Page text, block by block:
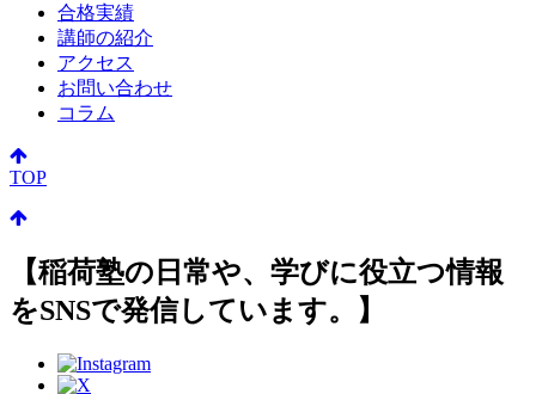
合格実績
講師の紹介
アクセス
お問い合わせ
コラム
TOP
【稲荷塾の日常や、学びに役立つ情報
をSNSで発信しています。】